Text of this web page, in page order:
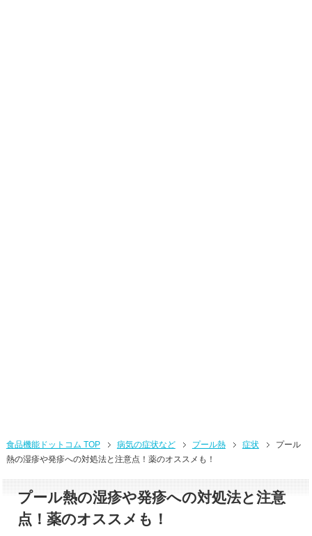
食品機能ドットコム TOP 病気の症状など プール熱 症状
プール
熱の湿疹や発疹への対処法と注意点！薬のオススメも！
プール熱の湿疹や発疹への対処法と注意
点！薬のオススメも！